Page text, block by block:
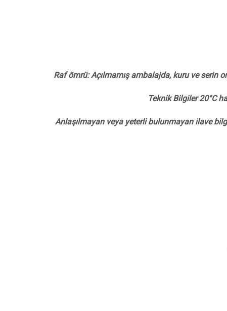
Raf ömrü: Açılmamış ambalajda, kuru ve serin
Teknik Bilgiler 20°C
Anlaşılmayan veya yeterli bulunmayan ilave